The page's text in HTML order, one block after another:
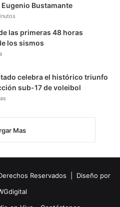
Bustamante
las primeras 48 horas
los sismos
celebra el histórico triunfo
sub-17 de voleibol
Mas
Reservados | Diseño por